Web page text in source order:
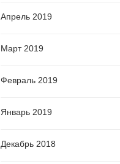
Апрель 2019
Март 2019
Февраль 2019
Январь 2019
Декабрь 2018